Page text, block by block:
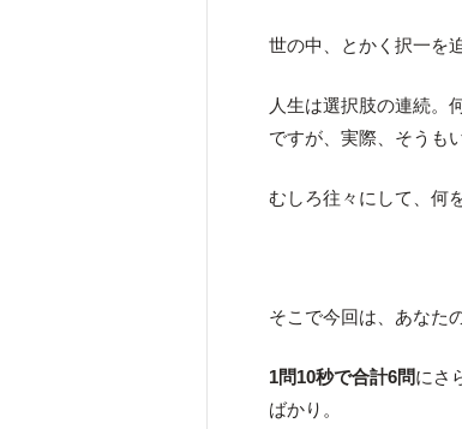
世の中、とかく択一を
人生は選択肢の連続。
ですが、実際、そうも
むしろ往々にして、何
そこで今回は、あなた
1問10秒で合計6問にさ
ばかり。